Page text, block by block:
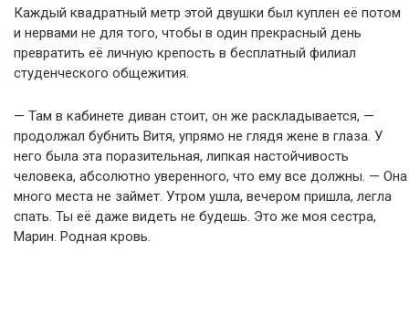
Каждый квадратный метр этой двушки был куплен её потом
и нервами не для того, чтобы в один прекрасный день
превратить её личную крепость в бесплатный филиал
студенческого общежития.
— Там в кабинете диван стоит, он же раскладывается, —
продолжал бубнить Витя, упрямо не глядя жене в глаза. У
него была эта поразительная, липкая настойчивость
человека, абсолютно уверенного, что ему все должны. — Она
много места не займет. Утром ушла, вечером пришла, легла
спать. Ты её даже видеть не будешь. Это же моя сестра,
Марин. Родная кровь.